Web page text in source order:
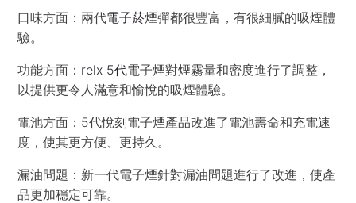
口味方面：兩代電子菸煙彈都很豐富，有很細膩的吸煙體
驗。
功能方面： relx 5代電子煙對煙霧量和密度進行了調整，
以提供更令人滿意和愉悅的吸煙體驗。
電池方面：5代悅刻電子煙產品改進了電池壽命和充電速
度，使其更方便、更持久。
漏油問題：新一代電子煙針對漏油問題進行了改進，使產
品更加穩定可靠。